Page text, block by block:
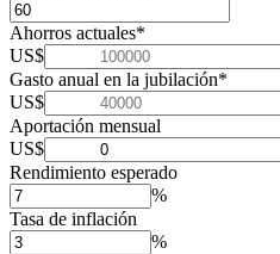
Ahorros actuales*
US$
Gasto anual en la jubilación*
US$
Aportación mensual
US$
Rendimiento esperado
%
Tasa de inflación
%